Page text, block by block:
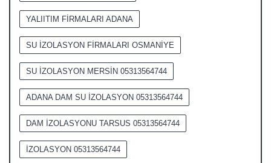
YALIITIM FİRMALARI ADANA
SU İZOLASYON FİRMALARI OSMANİYE
SU İZOLASYON MERSİN 05313564744
ADANA DAM SU İZOLASYON 05313564744
DAM İZOLASYONU TARSUS 05313564744
İZOLASYON 05313564744